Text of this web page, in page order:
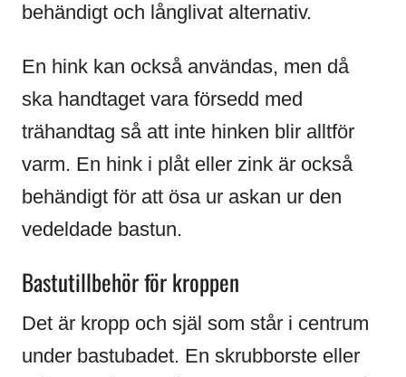
behändigt och långlivat alternativ.
En hink kan också användas, men då
ska handtaget vara försedd med
trähandtag så att inte hinken blir alltför
varm. En hink i plåt eller zink är också
behändigt för att ösa ur askan ur den
vedeldade bastun.
Bastutillbehör för kroppen
Det är kropp och själ som står i centrum
under bastubadet. En skrubborste eller